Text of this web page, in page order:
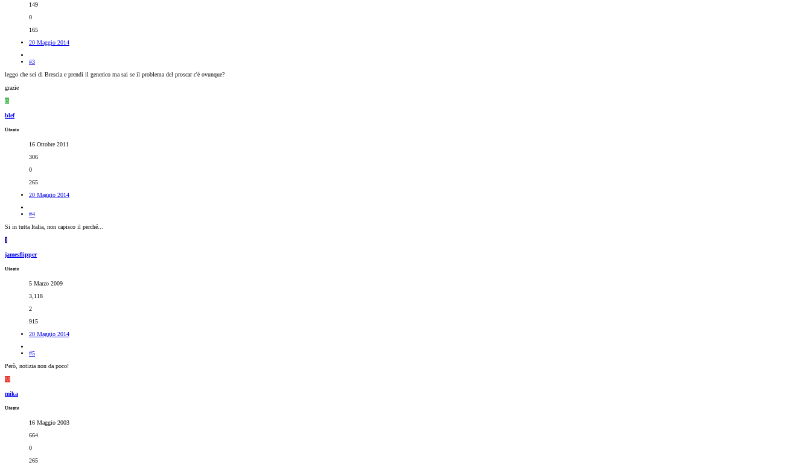
149
0
165
20 Maggio 2014
#3
leggo che sei di Brescia e prendi il generico ma sai se il problema del proscar c'è ovunque?
grazie
B
blef
Utente
16 Ottobre 2011
306
0
265
20 Maggio 2014
#4
Si in tutta Italia, non capisco il perché...
J
jamesflipper
Utente
5 Marzo 2009
3,118
2
915
20 Maggio 2014
#5
Però, notizia non da poco!
M
mika
Utente
16 Maggio 2003
664
0
265